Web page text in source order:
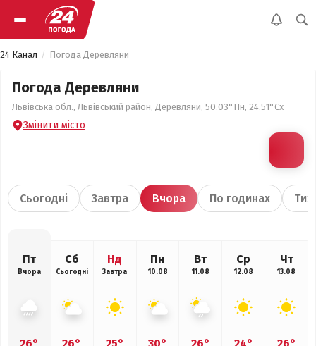
24 Канал Погода Деревляни
Погода Деревляни
Львівська обл., Львівський район, Деревляни, 50.03°Пн, 24.51°Сх
Змінити місто
Сьогодні Завтра Вчора По годинах
Пт
Вчора
Сб
Сьогодні
Нд
Завтра
Пн
10.08
Вт
11.08
Ср
12.08
Чт
13.08